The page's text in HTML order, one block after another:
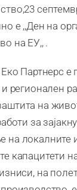
e ,,Ден на
на ЕУ,, .
Еко Партнерс е
регионален
на
за
на локалните
капацитети
на